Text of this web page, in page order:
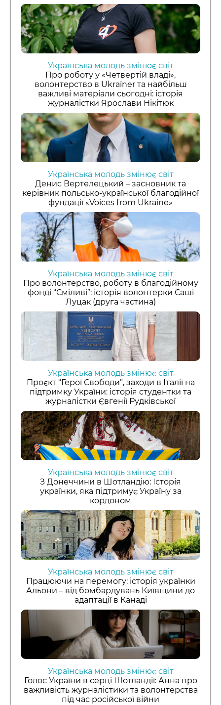
Українська молодь змінює світ
Про роботу у «Четвертій владі»,
волонтерство в Ukraїner та найбільш
важливі матеріали сьогодні: історія
журналістки Ярослави Нікітюк
Українська молодь змінює світ
Денис Вертелецький – засновник та
керівник польсько-української благодійної
фундації «Voices from Ukraine»
Українська молодь змінює світ
Про волонтерство, роботу в благодійному
фонді “Сміливі”: історія волонтерки Саші
Луцак (друга частина)
Українська молодь змінює світ
Проєкт “Герої Свободи”, заходи в Італії на
підтримку України: історія студентки та
журналістки Євгенії Рудківської
Українська молодь змінює світ
З Донеччини в Шотландію: Історія
українки, яка підтримує Україну за
кордоном
Українська молодь змінює світ
Працюючи на перемогу: історія українки
Альони – від бомбардувань Київщини до
адаптації в Канаді
Українська молодь змінює світ
Голос України в серці Шотландії: Анна про
важливість журналістики та волонтерства
під час російської війни